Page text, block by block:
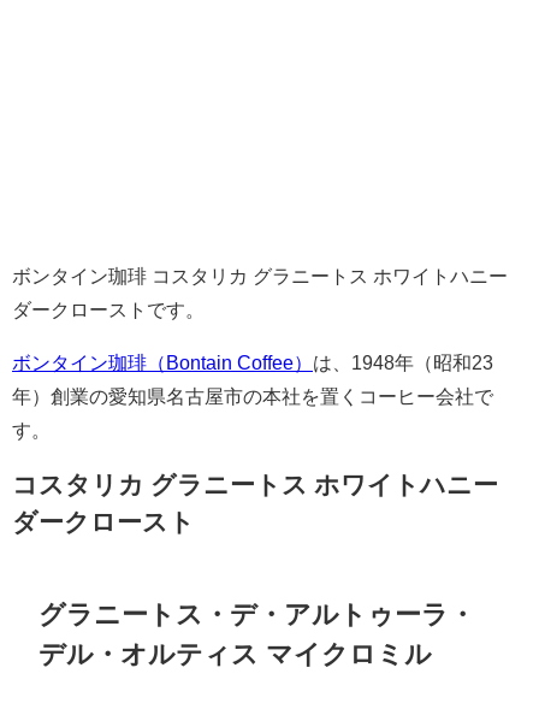
ボンタイン珈琲 コスタリカ グラニートス ホワイトハニー
ダークローストです。
ボンタイン珈琲（Bontain Coffee） は、1948年（昭和23
年）創業の愛知県名古屋市の本社を置くコーヒー会社で
す。
コスタリカ グラニートス ホワイトハニー
ダークロースト
グラニートス・デ・アルトゥーラ・
デル・オルティス マイクロミル